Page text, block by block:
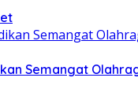
Semangat